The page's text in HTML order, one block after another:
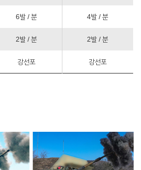
6발 / 분 4발 / 분
2발 / 분 2발 / 분
강선포 강선포